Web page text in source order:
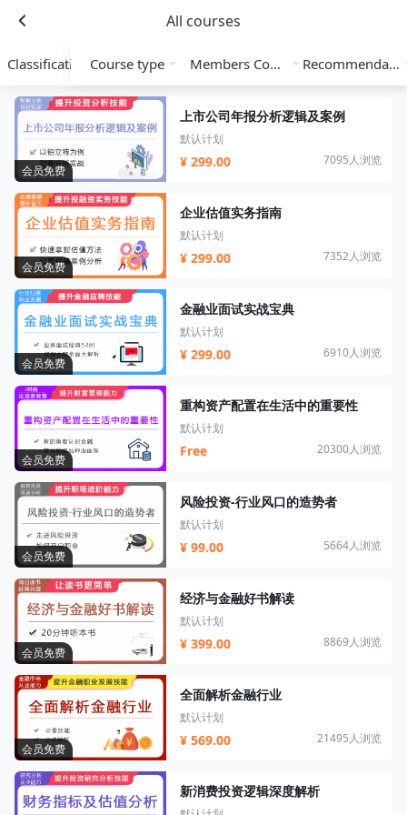
All courses
Classification Course type Members Course Recommendation
会员免费
上市公司年报分析逻辑及案例
默认计划
¥ 299.00 7095人浏览
会员免费
企业估值实务指南
默认计划
¥ 299.00 7352人浏览
会员免费
金融业面试实战宝典
默认计划
¥ 299.00 6910人浏览
会员免费
重构资产配置在生活中的重要性
默认计划
Free 20300人浏览
会员免费
风险投资-行业风口的造势者
默认计划
¥ 99.00 5664人浏览
会员免费
经济与金融好书解读
默认计划
¥ 399.00 8869人浏览
会员免费
全面解析金融行业
默认计划
¥ 569.00 21495人浏览
新消费投资逻辑深度解析